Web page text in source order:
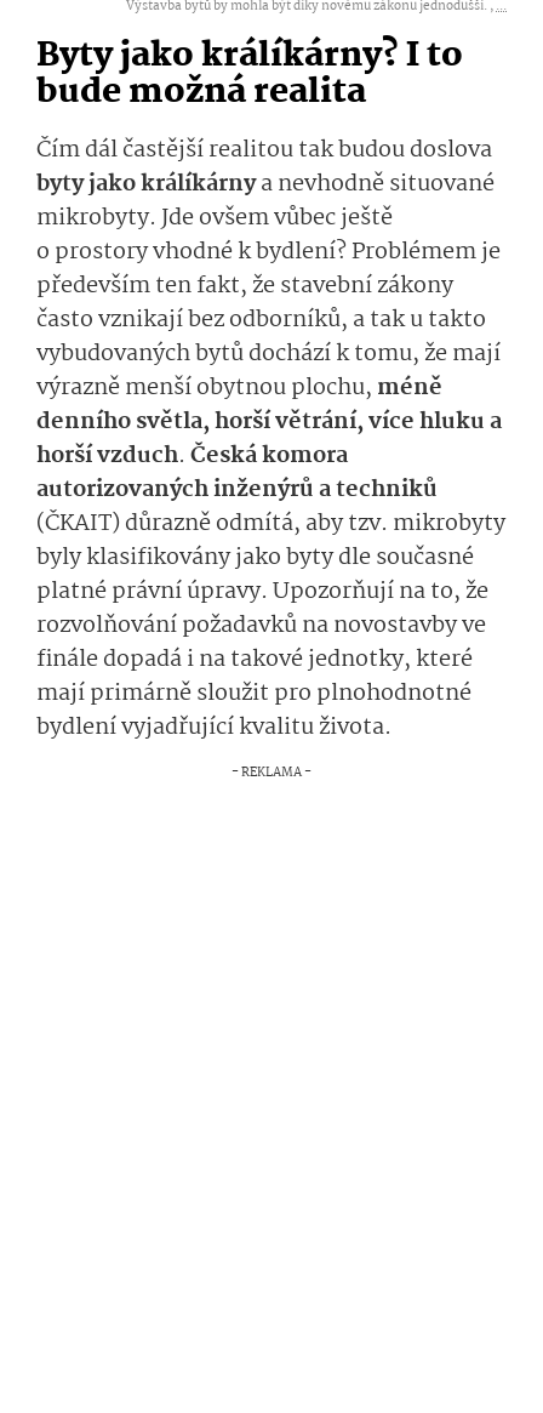
Výstavba bytů by mohla být díky novému zákonu jednodušší. ,...
Byty jako králíkárny? I to
bude možná realita
Čím dál častější realitou tak budou doslova
byty jako králíkárnya nevhodně situované
mikrobyty. Jde ovšem vůbec ještě
o prostory vhodné k bydlení? Problémem je
především ten fakt, že stavební zákony
často vznikají bez odborníků, a tak u takto
vybudovaných bytů dochází k tomu, že mají
výrazně menší obytnou plochu, méně
denního světla, horší větrání, více hluku a
horší vzduch. Česká komora
autorizovaných inženýrů a techniků
(ČKAIT) důrazně odmítá, aby tzv. mikrobyty
byly klasifikovány jako byty dle současné
platné právní úpravy. Upozorňují na to, že
rozvolňování požadavků na novostavby ve
finále dopadá i na takové jednotky, které
mají primárně sloužit pro plnohodnotné
bydlení vyjadřující kvalitu života.